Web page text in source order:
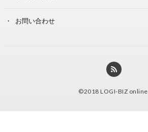
お問い合わせ
©2018 LOGI-BIZ online